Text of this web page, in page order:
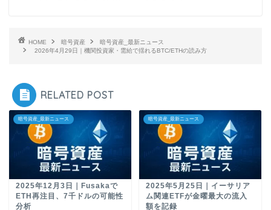
HOME 暗号資産
暗号資産_最新ニュース
2026年4月29日｜機関投資家・需給で揺れるBTC/ETHの読み方
RELATED POST
暗号資産_最新ニュース
2025年12月3日｜Fusakaで
ETH再注目、7千ドルの可能性
分析
暗号資産_最新ニュース
2025年5月25日｜イーサリア
ム関連ETFが金曜最大の流入
額を記録